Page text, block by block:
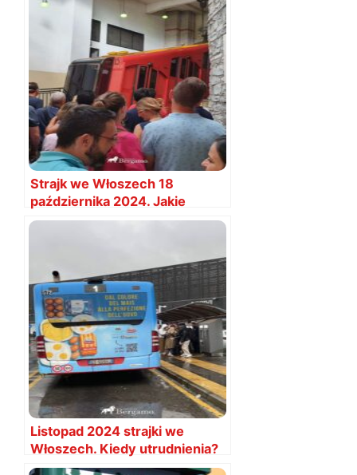
Strajk we Włoszech 18
października 2024. Jakie
utrudnienia?
Listopad 2024 strajki we
Włoszech. Kiedy utrudnienia?